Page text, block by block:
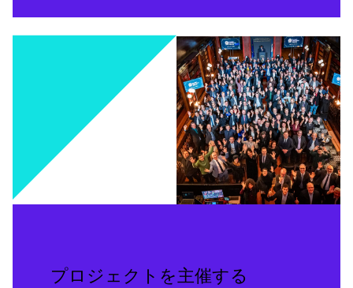
プロジェクトを主催する